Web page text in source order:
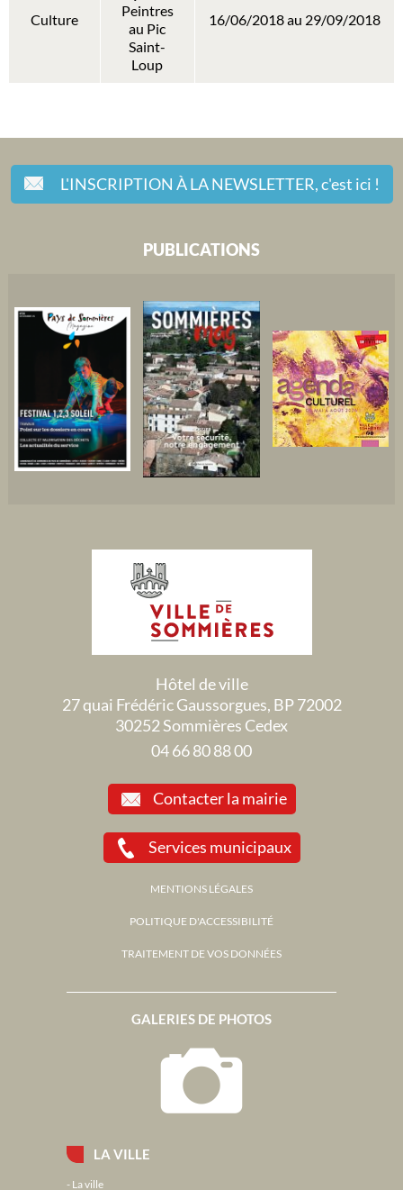
Culture
Peintres
au Pic
Saint-
Loup
16/06/2018 au 29/09/2018
L'INSCRIPTION À LA NEWSLETTER,c'est ici !
LA VILLE
La ville
GALERIES DE PHOTOS
PUBLICATIONS
Hôtel de ville
27 quai Frédéric Gaussorgues, BP 72002
30252 Sommières Cedex
04 66 80 88 00
Contacter la mairie
Services municipaux
MENTIONS LÉGALES
POLITIQUE D'ACCESSIBILITÉ
TRAITEMENT DE VOS DONNÉES